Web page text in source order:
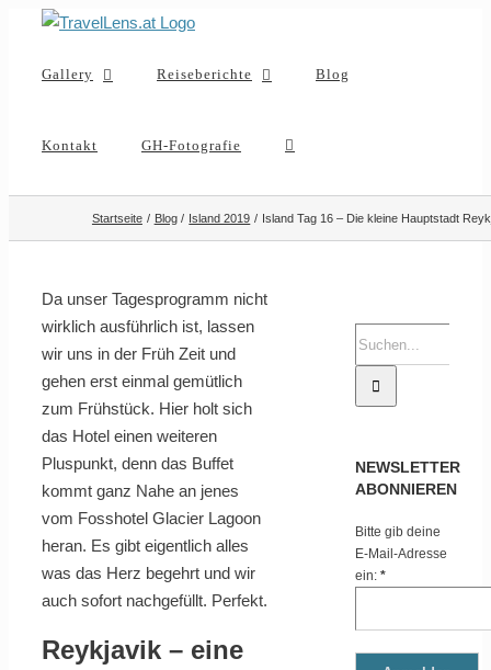
springenGallery Reiseberichte Blog
Kontakt GH-Fotografie
Startseite Blog Island 2019 Island Tag 16 – Die kleine Hauptstadt
Da unser Tagesprogramm nicht
wirklich ausführlich ist, lassen
wir uns in der Früh Zeit und
gehen erst einmal gemütlich
zum Frühstück. Hier holt sich
das Hotel einen weiteren
Pluspunkt, denn das Buffet
kommt ganz Nahe an jenes
vom Fosshotel Glacier Lagoon
heran. Es gibt eigentlich alles
was das Herz begehrt und wir
auch sofort nachgefüllt. Perfekt.
Reykjavik – eine
NEWSLETTER
ABONNIEREN
Bitte gib deine
E-Mail-Adresse
ein:*